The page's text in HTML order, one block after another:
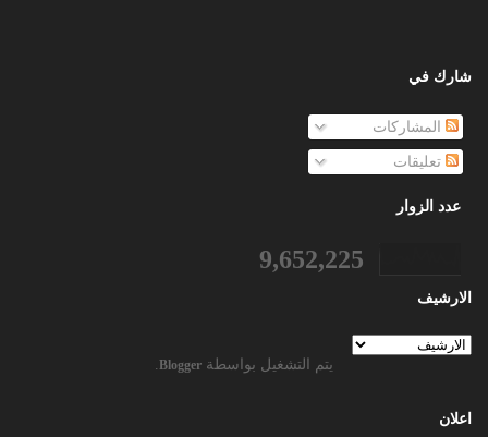
شارك في
المشاركات
تعليقات
عدد الزوار
9,652,225
الارشيف
يتم التشغيل بواسطة Blogger
.
اعلان